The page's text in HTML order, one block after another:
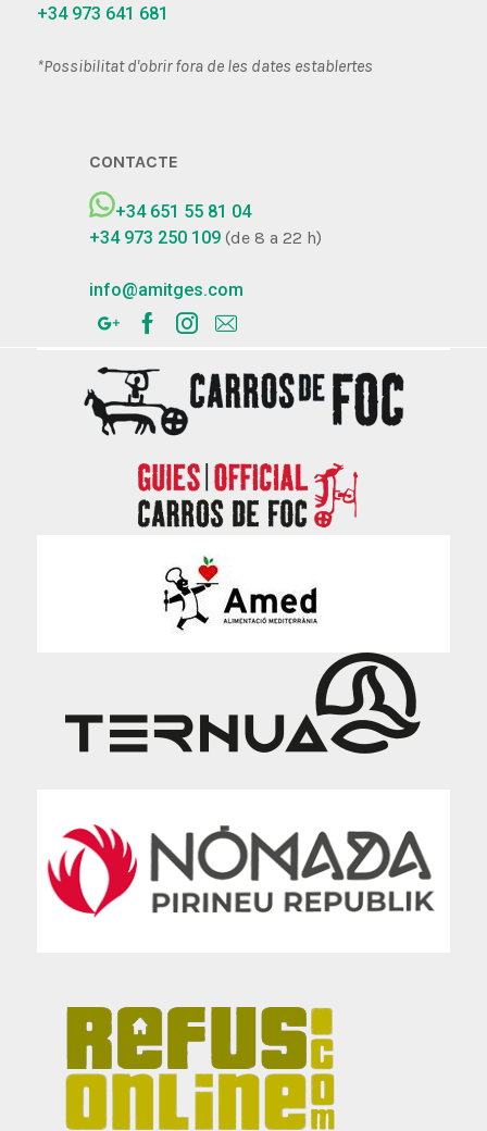
+34 973 641 681
*Possibilitat d'obrir fora de les dates establertes
CONTACTE
+34 651 55 81 04
+34 973 250 109(de 8 a 22 h)
info@amitges.com